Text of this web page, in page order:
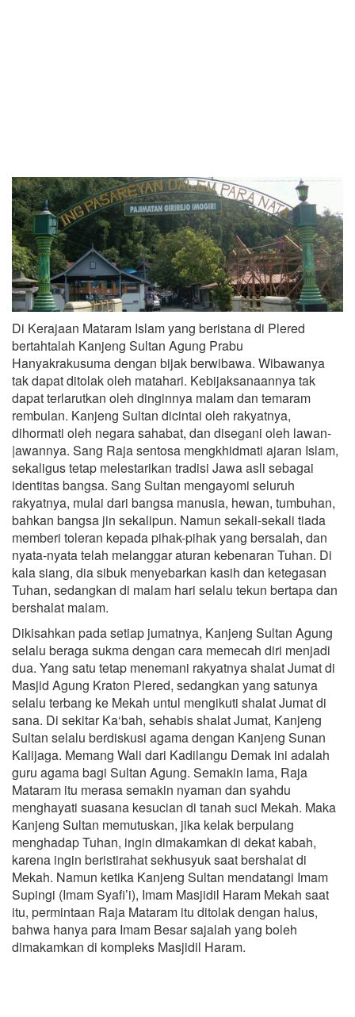
Di Kerajaan Mataram Islam yang beristana di Plered
bertahtalah Kanjeng Sultan Agung Prabu
Hanyakrakusuma dengan bijak berwibawa. Wibawanya
tak dapat ditolak oleh matahari. Kebijaksanaannya tak
dapat terlarutkan oleh dinginnya malam dan temaram
rembulan. Kanjeng Sultan dicintai oleh rakyatnya,
dihormati oleh negara sahabat, dan disegani oleh lawan-
|awannya. Sang Raja sentosa mengkhidmati ajaran Islam,
sekaligus tetap melestarikan tradisi Jawa asli sebagai
identitas bangsa. Sang Sultan mengayomi seluruh
rakyatnya, mulai dari bangsa manusia, hewan, tumbuhan,
bahkan bangsa jin sekalipun. Namun sekali-sekali tiada
memberi toleran kepada pihak-pihak yang bersalah, dan
nyata-nyata telah melanggar aturan kebenaran Tuhan. Di
kala siang, dia sibuk menyebarkan kasih dan ketegasan
Tuhan, sedangkan di malam hari selalu tekun bertapa dan
bershalat malam.
Dikisahkan pada setiap jumatnya, Kanjeng Sultan Agung
selalu beraga sukma dengan cara memecah diri menjadi
dua. Yang satu tetap menemani rakyatnya shalat Jumat di
Masjid Agung Kraton Plered, sedangkan yang satunya
selalu terbang ke Mekah untul mengikuti shalat Jumat di
sana. Di sekitar Ka‘bah, sehabis shalat Jumat, Kanjeng
Sultan selalu berdiskusi agama dengan Kanjeng Sunan
Kalijaga. Memang Wali dari Kadilangu Demak ini adalah
guru agama bagi Sultan Agung. Semakin lama, Raja
Mataram itu merasa semakin nyaman dan syahdu
menghayati suasana kesucian di tanah suci Mekah. Maka
Kanjeng Sultan memutuskan, jika kelak berpulang
menghadap Tuhan, ingin dimakamkan di dekat kabah,
karena ingin beristirahat sekhusyuk saat bershalat di
Mekah. Namun ketika Kanjeng Sultan mendatangi Imam
Supingi (Imam Syafi’i), Imam Masjidil Haram Mekah saat
itu, permintaan Raja Mataram itu ditolak dengan halus,
bahwa hanya para Imam Besar sajalah yang boleh
dimakamkan di kompleks Masjidil Haram.